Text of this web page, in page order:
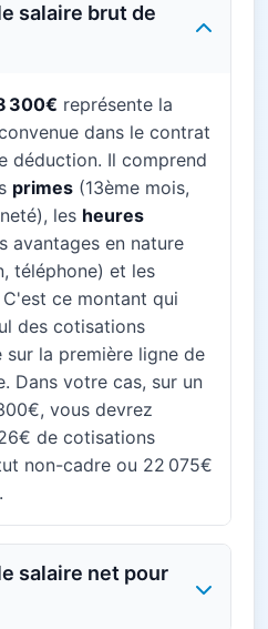
salaire brut de
300€ représente la
dans le contrat
déduction. Il comprend
primes (13ème mois,
les heures
avantages en nature
téléphone) et les
ce montant qui
des cotisations
la première ligne de
Dans votre cas, sur un
vous devrez
de cotisations
non-cadre ou 22 075€
salaire net pour